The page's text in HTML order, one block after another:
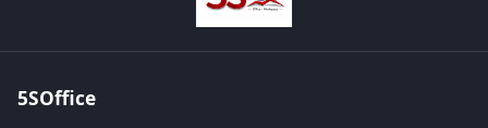
5SOffice